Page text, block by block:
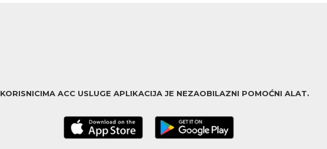
KORISNICIMA ACC USLUGE APLIKACIJA JE NEZAOBILAZNI POMOĆNI ALAT.